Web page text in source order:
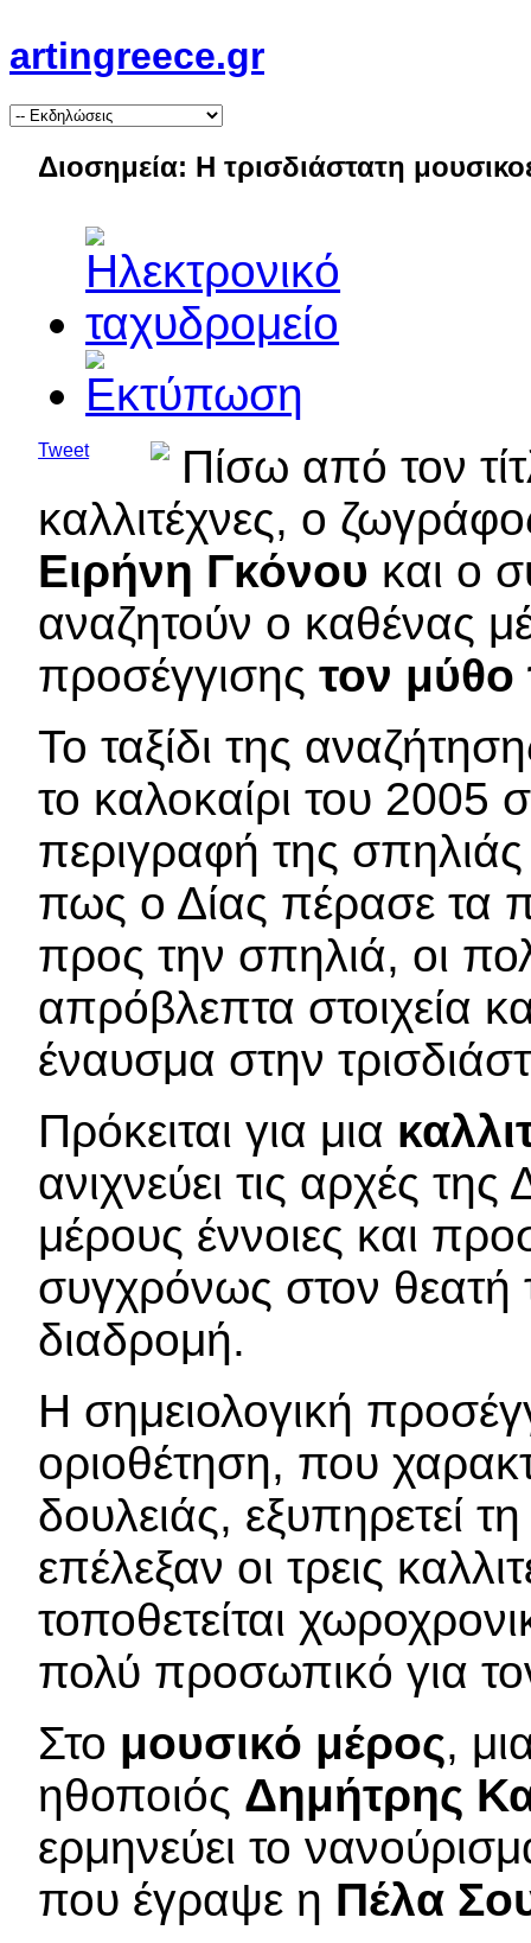
artingreece.gr
Διοσημεία: Η τρισδιάστατη
Tweet
Πίσω από τον
καλλιτέχνες, ο
Ειρήνη Γκόνου και ο
αναζητούν ο καθένας
προσέγγισηςτον μύθο
Το ταξίδι της
το καλοκαίρι του 2005
περιγραφή της
πως ο Δίας πέρασε τα
προς την σπηλιά, οι
απρόβλεπτα στοιχεία
έναυσμα στην
Πρόκειται για μια
ανιχνεύει τις αρχές
μέρους έννοιες και
συγχρόνως στον θεατή
διαδρομή.
Η σημειολογική
οριοθέτηση, που
δουλειάς, εξυπηρετεί
επέλεξαν οι τρεις
τοποθετείται
πολύ προσωπικό για
Στο μουσικό μέρος,
ηθοποιός Δημήτρης
ερμηνεύει το
που έγραψε η Πέλα